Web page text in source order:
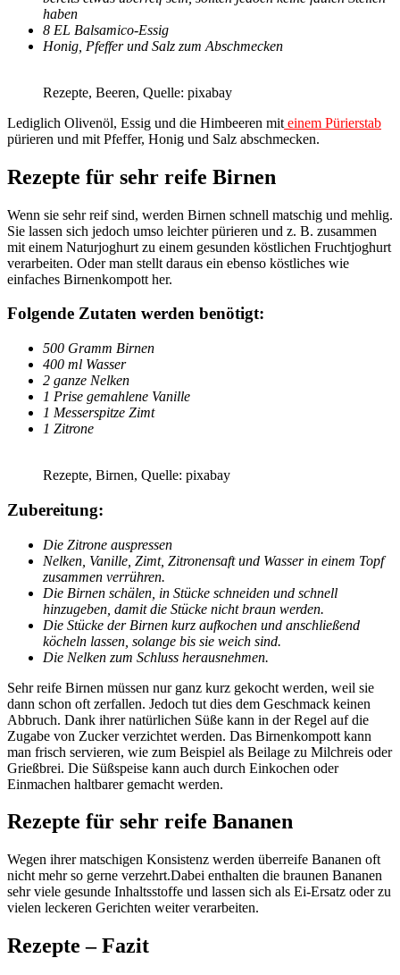
haben
8 EL Balsamico-Essig
Honig, Pfeffer und Salz zum Abschmecken
Rezepte, Beeren, Quelle: pixabay
Lediglich Olivenöl, Essig und die Himbeeren mit einem Pürierstab
pürieren und mit Pfeffer, Honig und Salz abschmecken.
Rezepte für sehr reife Birnen
Wenn sie sehr reif sind, werden Birnen schnell matschig und mehlig.
Sie lassen sich jedoch umso leichter pürieren und z. B. zusammen
mit einem Naturjoghurt zu einem gesunden köstlichen Fruchtjoghurt
verarbeiten. Oder man stellt daraus ein ebenso köstliches wie
einfaches Birnenkompott her.
Folgende Zutaten werden benötigt:
500 Gramm Birnen
400 ml Wasser
2 ganze Nelken
1 Prise gemahlene Vanille
1 Messerspitze Zimt
1 Zitrone
Rezepte, Birnen, Quelle: pixabay
Zubereitung:
Die Zitrone auspressen
Nelken, Vanille, Zimt, Zitronensaft und Wasser in einem Topf
zusammen verrühren.
Die Birnen schälen, in Stücke schneiden und schnell
hinzugeben, damit die Stücke nicht braun werden.
Die Stücke der Birnen kurz aufkochen und anschließend
köcheln lassen, solange bis sie weich sind.
Die Nelken zum Schluss herausnehmen.
Sehr reife Birnen müssen nur ganz kurz gekocht werden, weil sie
dann schon oft zerfallen. Jedoch tut dies dem Geschmack keinen
Abbruch. Dank ihrer natürlichen Süße kann in der Regel auf die
Zugabe von Zucker verzichtet werden. Das Birnenkompott kann
man frisch servieren, wie zum Beispiel als Beilage zu Milchreis oder
Grießbrei. Die Süßspeise kann auch durch Einkochen oder
Einmachen haltbarer gemacht werden.
Rezepte für sehr reife Bananen
Wegen ihrer matschigen Konsistenz werden überreife Bananen oft
nicht mehr so gerne verzehrt.Dabei enthalten die braunen Bananen
sehr viele gesunde Inhaltsstoffe und lassen sich als Ei-Ersatz oder zu
vielen leckeren Gerichten weiter verarbeiten.
Rezepte – Fazit